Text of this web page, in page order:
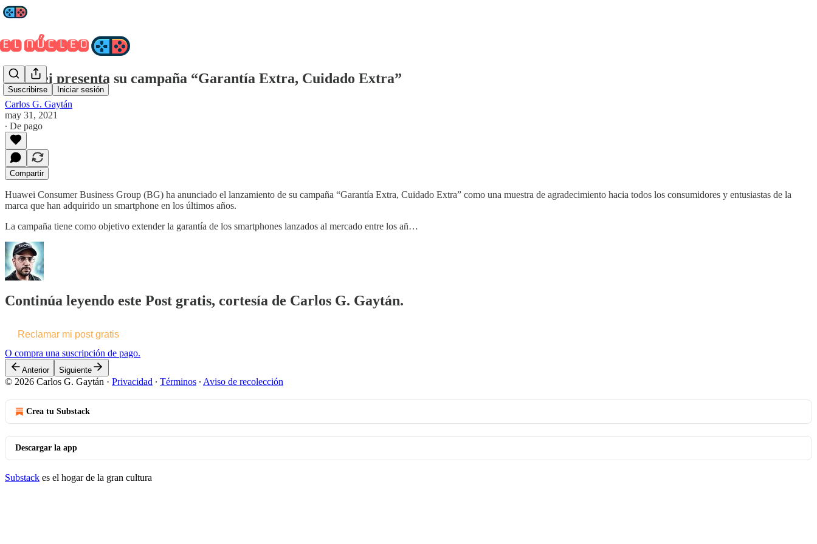
Suscribirse Iniciar sesión
Huawei presenta su campaña “Garantía Extra, Cuidado Extra”
Carlos G. Gaytán
may 31, 2021
∙ De pago
Compartir
Huawei Consumer Business Group (BG) ha anunciado el lanzamiento de su campaña “Garantía Extra, Cuidado Extra” como una muestra de agradecimiento hacia todos los consumidores y entusiastas de la
marca que han adquirido un smartphone en los últimos años.
La campaña tiene como objetivo extender la garantía de los smartphones lanzados al mercado entre los añ…
Continúa leyendo este Post gratis, cortesía de Carlos G. Gaytán.
Reclamar mi post gratis
O compra una suscripción de pago.
Anterior Siguiente
© 2026 Carlos G. Gaytán · Privacidad ∙ Términos ∙ Aviso de recolección
Crea tu Substack
Descargar la app
Substack es el hogar de la gran cultura